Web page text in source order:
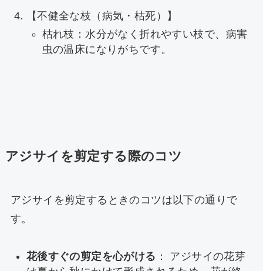
【不健全な枝（病気・枯死）】
枯れ枝：水分がなく折れやすい枝で、病害
虫の温床になりがちです。
アジサイを剪定する際のコツ
アジサイを剪定するときのコツは以下の通りで
す。
花後すぐの剪定を心がける ： アジサイの花芽